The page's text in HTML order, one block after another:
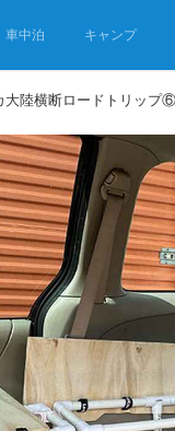
車中泊 キャンプ